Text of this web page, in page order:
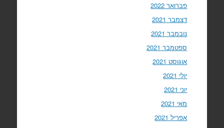
פברואר 2022
דצמבר 2021
נובמבר 2021
ספטמבר 2021
אוגוסט 2021
יולי 2021
יוני 2021
מאי 2021
אפריל 2021